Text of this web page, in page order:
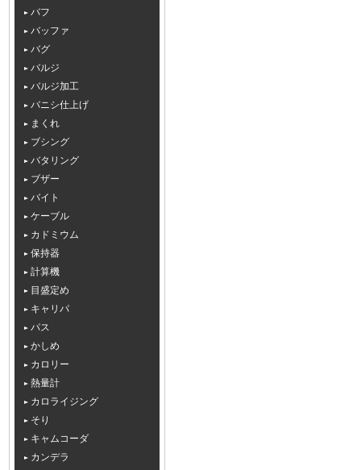
バフ
バッファ
バグ
バルジ
バルジ加工
バニシ仕上げ
まくれ
ブシング
バタリング
ブザー
バイト
ケーブル
カドミウム
保持器
計算機
目盛定め
キャリパ
パス
かしめ
カロリー
熱量計
カロライジング
そり
キャムコーダ
カンデラ